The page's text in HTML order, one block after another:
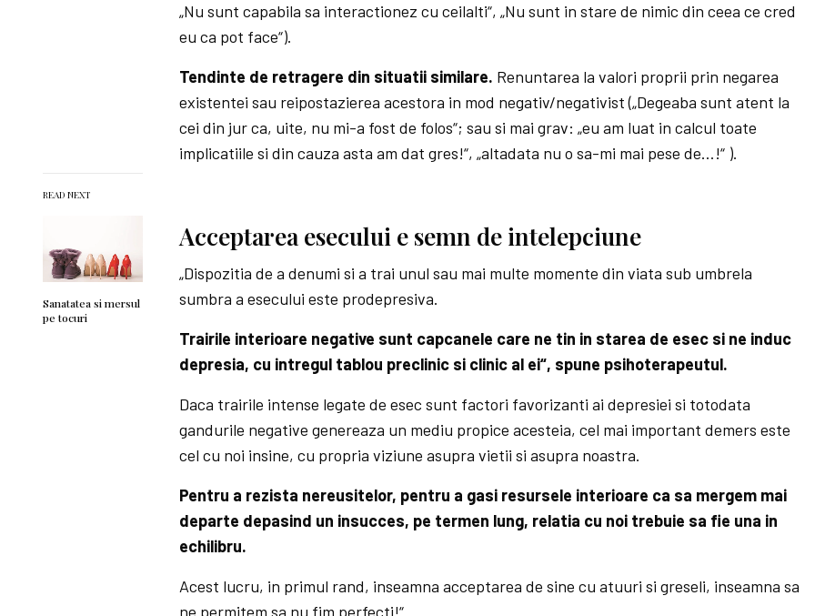
READ NEXT
Sanatatea si mersul
pe tocuri
„Nu sunt capabila sa interactionez cu ceilalti“, „Nu sunt in stare de nimic din ceea ce cred
eu ca pot face“).
Tendinte de retragere din situatii similare. Renuntarea la valori proprii prin negarea
existentei sau reipostazierea acestora in mod negativ/negativist („Degeaba sunt atent la
cei din jur ca, uite, nu mi-a fost de folos“; sau si mai grav: „eu am luat in calcul toate
implicatiile si din cauza asta am dat gres!“, „altadata nu o sa-mi mai pese de…!“ ).
Acceptarea esecului e semn de intelepciune
„Dispozitia de a denumi si a trai unul sau mai multe momente din viata sub umbrela
sumbra a esecului este prodepresiva.
Trairile interioare negative sunt capcanele care ne tin in starea de esec si ne induc
depresia, cu intregul tablou preclinic si clinic al ei“, spune psihoterapeutul.
Daca trairile intense legate de esec sunt factori favorizanti ai depresiei si totodata
gandurile negative genereaza un mediu propice acesteia, cel mai important demers este
cel cu noi insine, cu propria viziune asupra vietii si asupra noastra.
Pentru a rezista nereusitelor, pentru a gasi resursele interioare ca sa mergem mai
departe depasind un insucces, pe termen lung, relatia cu noi trebuie sa fie una in
echilibru.
Acest lucru, in primul rand, inseamna acceptarea de sine cu atuuri si greseli, inseamna sa
ne permitem sa nu fim perfecti!“